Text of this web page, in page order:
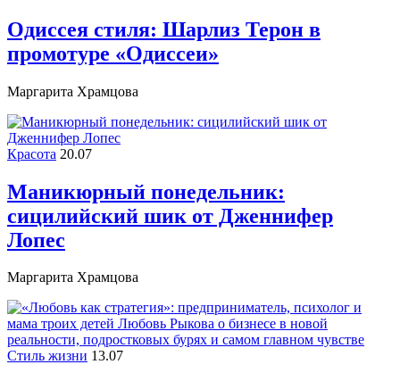
Одиссея стиля: Шарлиз Терон в
промотуре «Одиссеи»
Маргарита Храмцова
Красота 20.07
Маникюрный понедельник:
сицилийский шик от Дженнифер
Лопес
Маргарита Храмцова
Стиль жизни 13.07